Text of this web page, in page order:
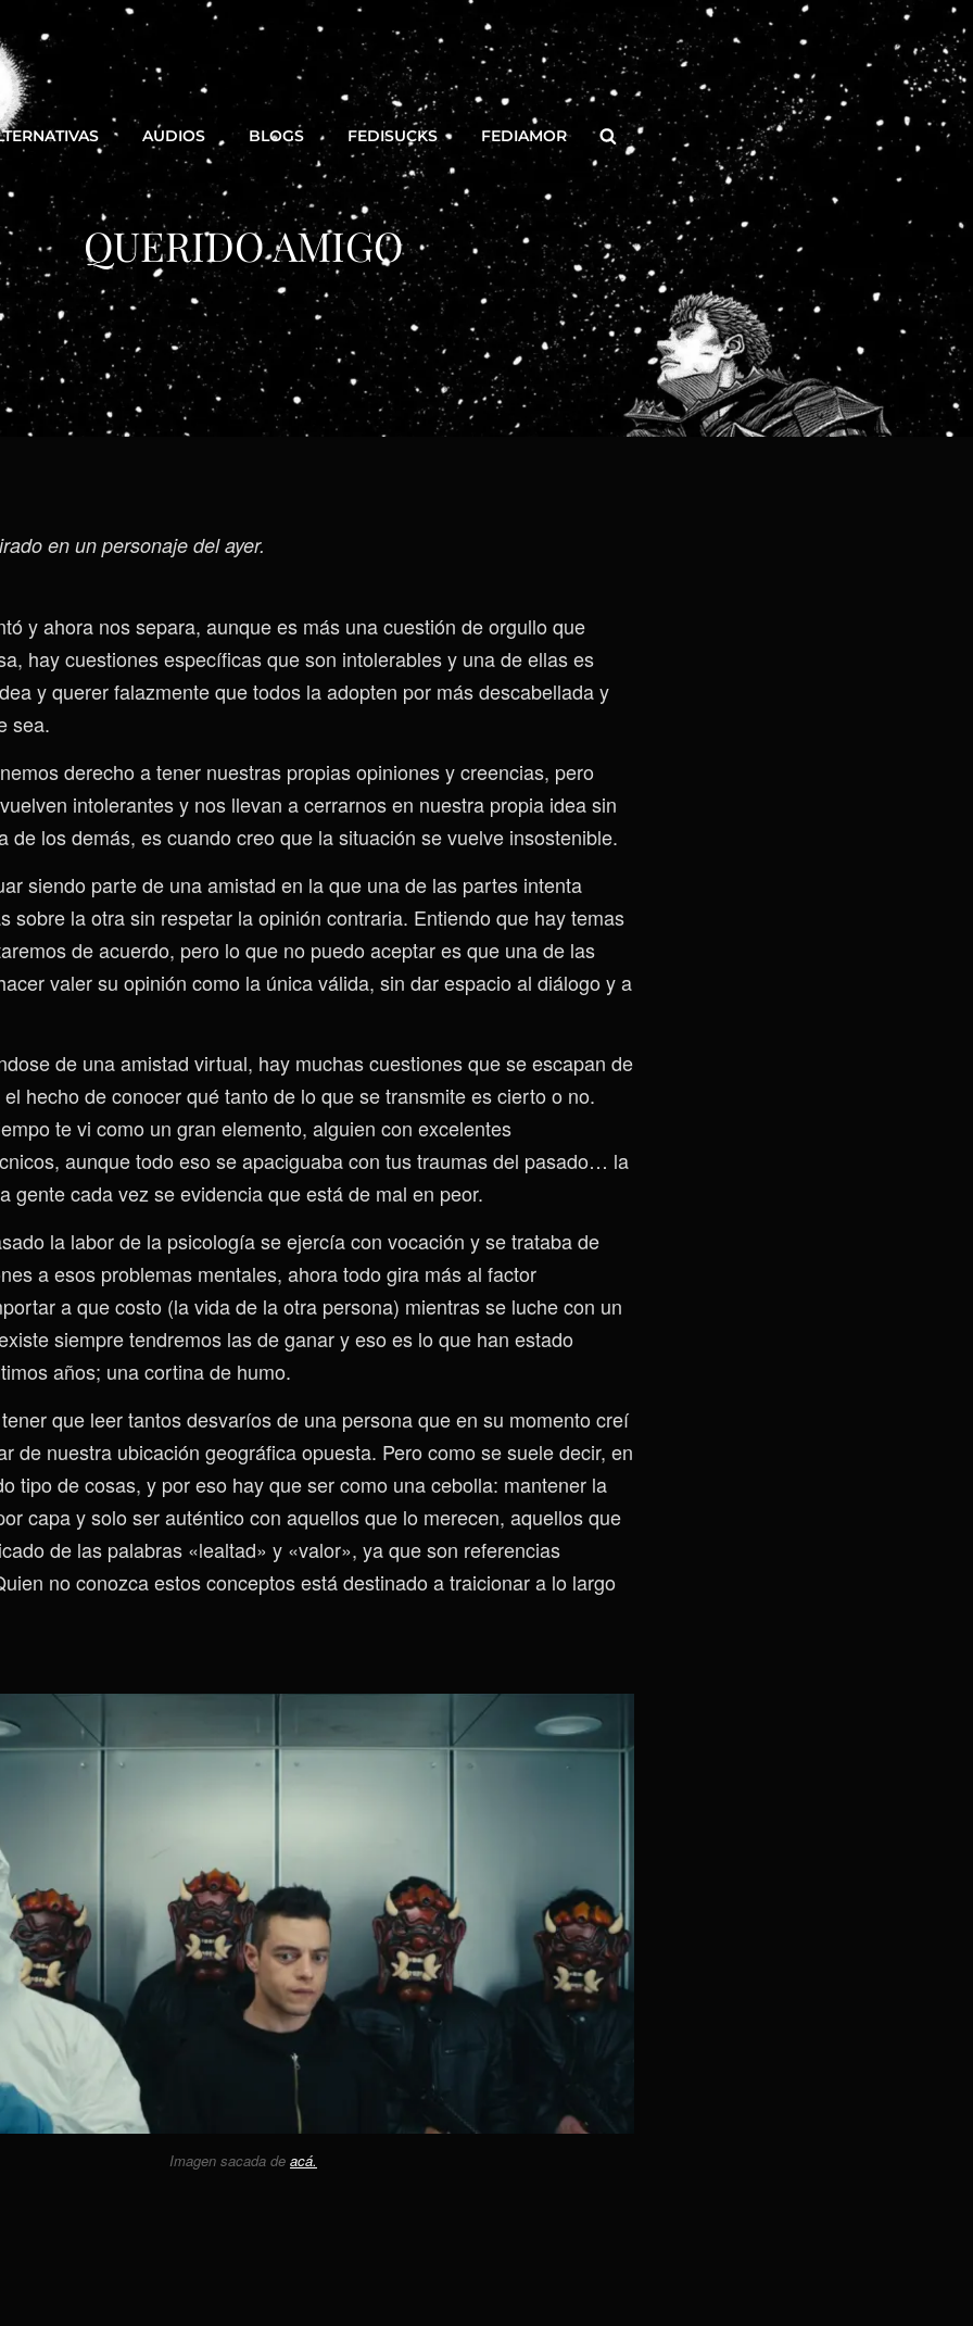
AUDIOS BLOGS FEDISUCKS FEDIAMOR Buscar
QUERIDO AMIGO
en un personaje del ayer.
y ahora nos separa, aunque es más una cuestión de orgullo que
hay cuestiones específicas que son intolerables y una de ellas es
y querer falazmente que todos la adopten por más descabellada y
sea.
derecho a tener nuestras propias opiniones y creencias, pero
intolerantes y nos llevan a cerrarnos en nuestra propia idea sin
de los demás, es cuando creo que la situación se vuelve insostenible.
siendo parte de una amistad en la que una de las partes intenta
sobre la otra sin respetar la opinión contraria. Entiendo que hay temas
de acuerdo, pero lo que no puedo aceptar es que una de las
valer su opinión como la única válida, sin dar espacio al diálogo y a
de una amistad virtual, hay muchas cuestiones que se escapan de
hecho de conocer qué tanto de lo que se transmite es cierto o no.
te vi como un gran elemento, alguien con excelentes
aunque todo eso se apaciguaba con tus traumas del pasado… la
gente cada vez se evidencia que está de mal en peor.
la labor de la psicología se ejercía con vocación y se trataba de
a esos problemas mentales, ahora todo gira más al factor
a que costo (la vida de la otra persona) mientras se luche con un
siempre tendremos las de ganar y eso es lo que han estado
años; una cortina de humo.
que leer tantos desvaríos de una persona que en su momento creí
de nuestra ubicación geográfica opuesta. Pero como se suele decir, en
tipo de cosas, y por eso hay que ser como una cebolla: mantener la
capa y solo ser auténtico con aquellos que lo merecen, aquellos que
de las palabras «lealtad» y «valor», ya que son referencias
no conozca estos conceptos está destinado a traicionar a lo largo
Imagen sacada de acá.